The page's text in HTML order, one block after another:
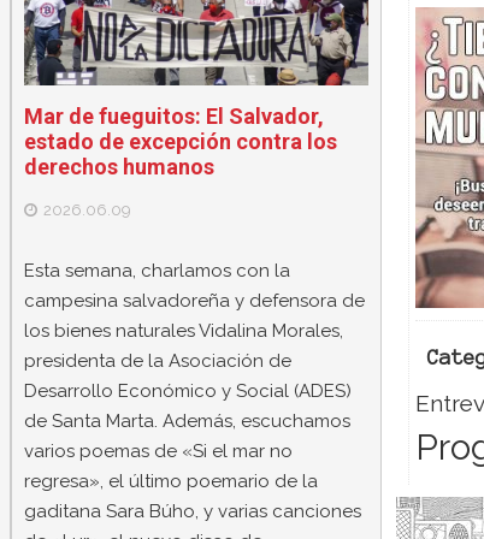
Mar de fueguitos: El Salvador,
estado de excepción contra los
derechos humanos
2026.06.09
Esta semana, charlamos con la
campesina salvadoreña y defensora de
los bienes naturales Vidalina Morales,
presidenta de la Asociación de
Desarrollo Económico y Social (ADES)
de Santa Marta. Además, escuchamos
varios poemas de «Si el mar no
regresa», el último poemario de la
gaditana Sara Búho, y varias canciones